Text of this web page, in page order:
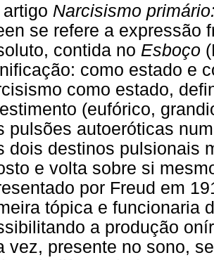
artigo Narcisismo
se refere a expressão
contida no Esboço
como estado e
como estado,
(eufórico,
pulsões autoeróticas
dois destinos pulsionais
e volta sobre si
por Freud em
tópica e funcionaria
a produção
vez, presente no sono,